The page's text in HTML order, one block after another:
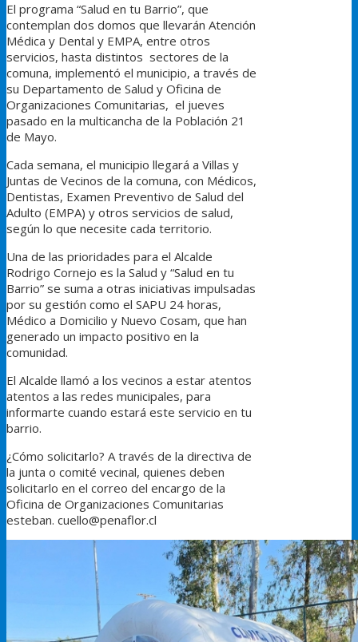
El programa “Salud en tu Barrio”, que
contemplan dos domos que llevarán Atención
Médica y Dental y EMPA, entre otros
servicios, hasta distintos sectores de la
comuna, implementó el municipio, a través de
su Departamento de Salud y Oficina de
Organizaciones Comunitarias, el jueves
pasado en la multicancha de la Población 21
de Mayo.
Cada semana, el municipio llegará a Villas y
Juntas de Vecinos de la comuna, con Médicos,
Dentistas, Examen Preventivo de Salud del
Adulto (EMPA) y otros servicios de salud,
según lo que necesite cada territorio.
Una de las prioridades para el Alcalde
Rodrigo Cornejo es la Salud y “Salud en tu
Barrio” se suma a otras iniciativas impulsadas
por su gestión como el SAPU 24 horas,
Médico a Domicilio y Nuevo Cosam, que han
generado un impacto positivo en la
comunidad.
El Alcalde llamó a los vecinos a estar atentos
atentos a las redes municipales, para
informarte cuando estará este servicio en tu
barrio.
¿Cómo solicitarlo? A través de la directiva de
la junta o comité vecinal, quienes deben
solicitarlo en el correo del encargo de la
Oficina de Organizaciones Comunitarias
esteban. cuello@penaflor.cl